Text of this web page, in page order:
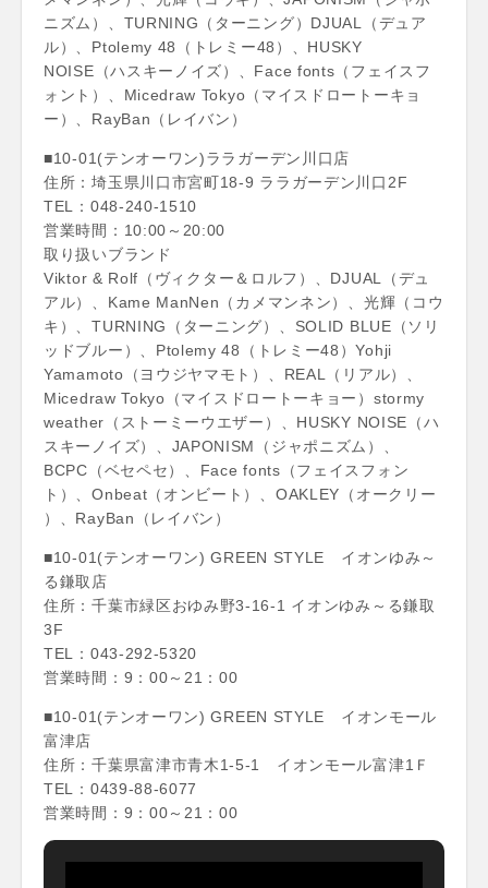
ニズム）、TURNING（ターニング）DJUAL（デュア
ル）、Ptolemy 48（トレミー48）、HUSKY
NOISE（ハスキーノイズ）、Face fonts（フェイスフ
ォント）、Micedraw Tokyo（マイスドロートーキョ
ー）、RayBan（レイバン）
■10-01(テンオーワン)ララガーデン川口店
住所：埼玉県川口市宮町18-9 ララガーデン川口2F
TEL：048-240-1510
営業時間：10:00～20:00
取り扱いブランド
Viktor & Rolf（ヴィクター＆ロルフ）、DJUAL（デュ
アル）、Kame ManNen（カメマンネン）、光輝（コウ
キ）、TURNING（ターニング）、SOLID BLUE（ソリ
ッドブルー）、Ptolemy 48（トレミー48）Yohji
Yamamoto（ヨウジヤマモト）、REAL（リアル）、
Micedraw Tokyo（マイスドロートーキョー）stormy
weather（ストーミーウエザー）、HUSKY NOISE（ハ
スキーノイズ）、JAPONISM（ジャポニズム）、
BCPC（ベセペセ）、Face fonts（フェイスフォン
ト）、Onbeat（オンビート）、OAKLEY（オークリー
）、RayBan（レイバン）
■10-01(テンオーワン) GREEN STYLE イオンゆみ～
る鎌取店
住所：千葉市緑区おゆみ野3-16-1 イオンゆみ～る鎌取
3F
TEL：043-292-5320
営業時間：9：00～21：00
■10-01(テンオーワン) GREEN STYLE イオンモール
富津店
住所：千葉県富津市青木1-5-1 イオンモール富津1Ｆ
TEL：0439-88-6077
営業時間：9：00～21：00